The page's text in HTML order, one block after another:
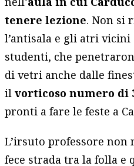
tenere lezione. Non si
l’antisala e gli atri
studenti, che
di vetri anche dalle
ilvorticoso numero di
pronti a fare le feste a
L’irsuto professore
fece strada tra la folla e